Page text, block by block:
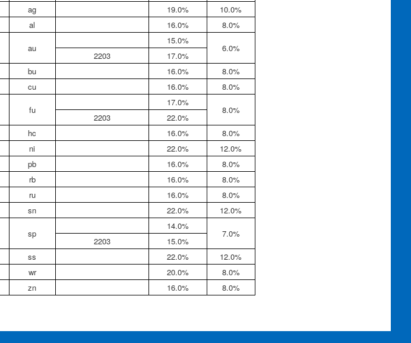
ag 19.0%
10.0%
al 16.0% 8.0%
au
15.0%
6.0%
2203
17.0%
bu 16.0%
8.0%
cu 16.0% 8.0%
fu
17.0%
8.0%
2203
22.0%
hc 16.0%
8.0%
ni 22.0%
12.0%
pb 16.0%
8.0%
rb 16.0%
8.0%
ru 16.0%
8.0%
sn 22.0% 12.0%
sp
14.0%
7.0%
2203
15.0%
ss 22.0%
12.0%
wr 20.0%
8.0%
zn 16.0% 8.0%